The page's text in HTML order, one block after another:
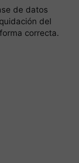
de datos
del
correcta.